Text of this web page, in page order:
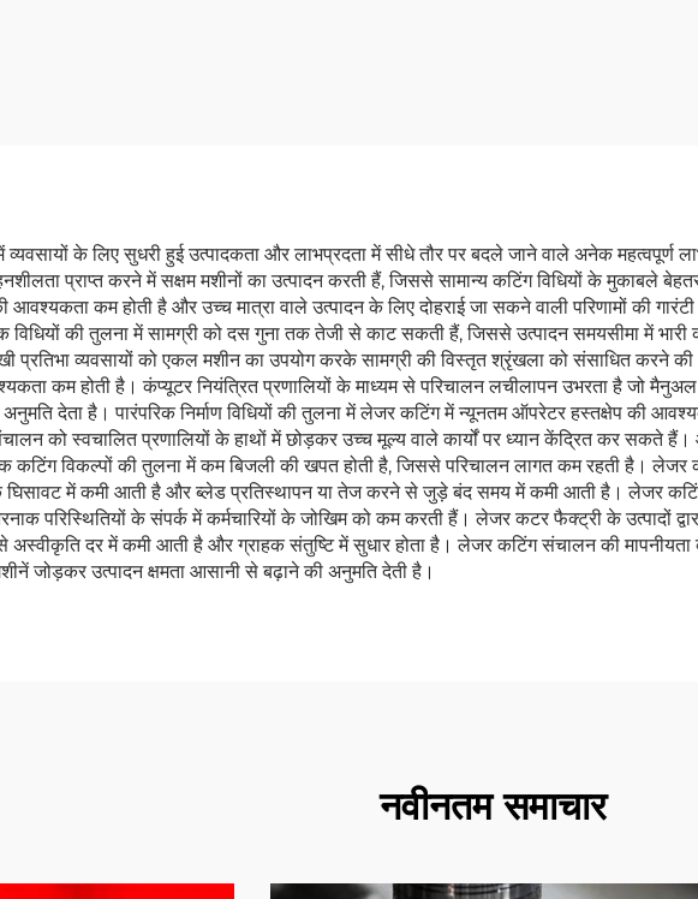
के लिए सुधरी हुई उत्पादकता और लाभप्रदता में सीधे तौर पर बदले जाने वाले अनेक महत्वपूर्ण
प्राप्त करने में सक्षम मशीनों का उत्पादन करती हैं, जिससे सामान्य कटिंग विधियों के मुकाबले
आवश्यकता कम होती है और उच्च मात्रा वाले उत्पादन के लिए दोहराई जा सकने वाली परिणामों की
विधियों की तुलना में सामग्री को दस गुना तक तेजी से काट सकती हैं, जिससे उत्पादन समयसीमा में
प्रतिभा व्यवसायों को एकल मशीन का उपयोग करके सामग्री की विस्तृत श्रृंखला को संसाधित करने
कम होती है। कंप्यूटर नियंत्रित प्रणालियों के माध्यम से परिचालन लचीलापन उभरता है जो
अनुमति देता है। पारंपरिक निर्माण विधियों की तुलना में लेजर कटिंग में न्यूनतम ऑपरेटर हस्तक्षेप की
को स्वचालित प्रणालियों के हाथों में छोड़कर उच्च मूल्य वाले कार्यों पर ध्यान केंद्रित कर सकते हैं।
कटिंग विकल्पों की तुलना में कम बिजली की खपत होती है, जिससे परिचालन लागत कम रहती है।
में कमी आती है और ब्लेड प्रतिस्थापन या तेज करने से जुड़े बंद समय में कमी आती है। लेजर कटिंग
परिस्थितियों के संपर्क में कर्मचारियों के जोखिम को कम करती हैं। लेजर कटर फैक्ट्री के उत्पादों
अस्वीकृति दर में कमी आती है और ग्राहक संतुष्टि में सुधार होता है। लेजर कटिंग संचालन की मापनीयता
जोड़कर उत्पादन क्षमता आसानी से बढ़ाने की अनुमति देती है।
नवीनतम समाचार